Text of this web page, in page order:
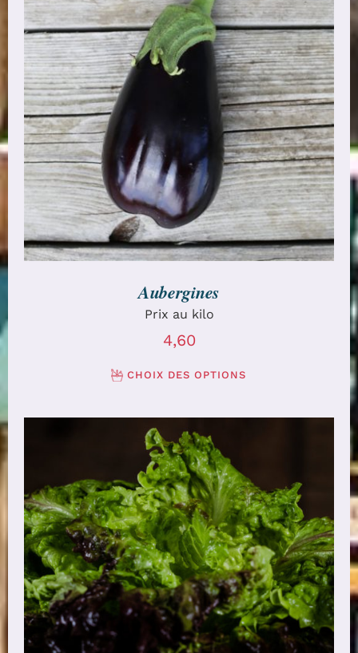
CHOIX DES OPTIONS DÉTAILS
Aubergines
Prix au kilo
4,60
CHOIX DES OPTIONS
AJOUTER AU PANIER / DÉTAILS